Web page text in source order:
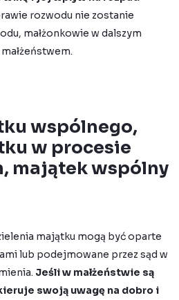
rozwodu nie zostanie
małżonkowie w dalszym
wspólnego,
w procesie
majątek wspólny
majątku mogą być oparte
lub podejmowane przez sąd w
Jeśli w małżeństwie są
swoją uwagę na dobro i